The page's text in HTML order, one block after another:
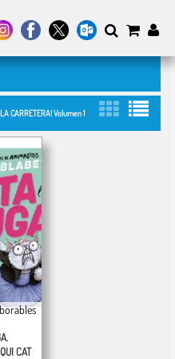
CARRETERA! Volumen 1
CAT